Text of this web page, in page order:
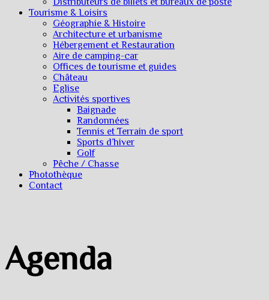
Tourisme & Loisirs
Géographie & Histoire
Architecture et urbanisme
Hébergement et Restauration
Aire de camping-car
Offices de tourisme et guides
Château
Eglise
Activités sportives
Baignade
Randonnées
Tennis et Terrain de sport
Sports d’hiver
Golf
Pêche / Chasse
Photothèque
Contact
Agenda